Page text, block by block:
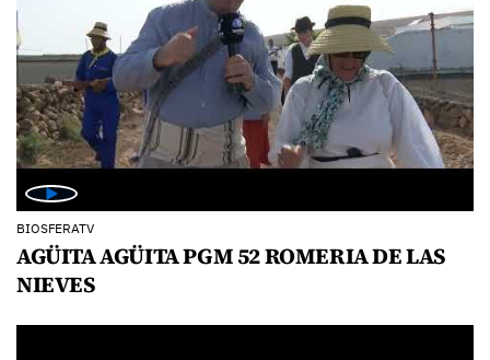
BIOSFERATV
AGÜITA AGÜITA PGM 52 ROMERIA DE LAS
NIEVES